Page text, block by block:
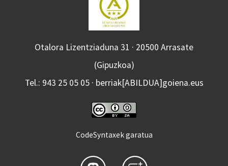
Otalora Lizentziaduna 31 · 20500 Arrasate
(Gipuzkoa)
Tel.: 943 25 05 05 · berriak[ABILDUA]goiena.eus
CodeSyntaxek garatua